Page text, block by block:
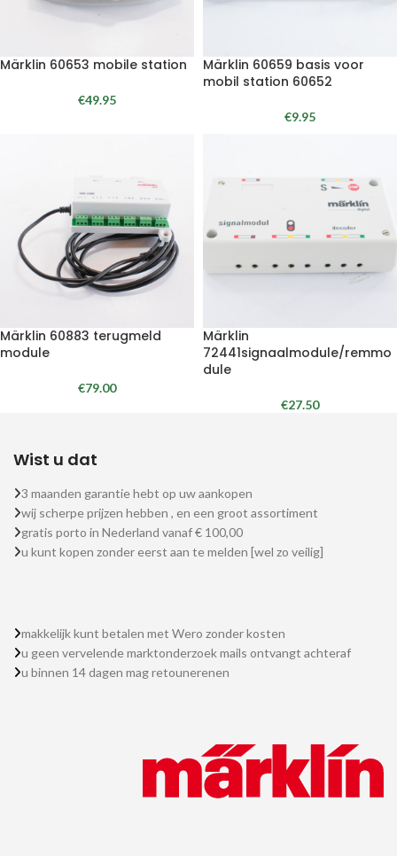
Märklin 60653 mobile station
€49.95
Märklin 60659 basis voor
mobil station 60652
€9.95
Märklin 60883 terugmeld
module
€79.00
Märklin
72441signaalmodule/remmo
dule
€27.50
Wist u dat
3 maanden garantie hebt op uw aankopen
wij scherpe prijzen hebben , en een groot assortiment
gratis porto in Nederland vanaf € 100,00
u kunt kopen zonder eerst aan te melden [wel zo veilig]
makkelijk kunt betalen met Wero zonder kosten
u geen vervelende marktonderzoek mails ontvangt achteraf
u binnen 14 dagen mag retounerenen